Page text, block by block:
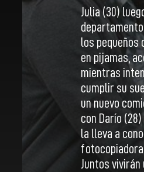
Julia (30)
los pequeños
en pijamas,
mientras
cumplir su
un nuevo
con Darío
la lleva a
Juntos vivirán